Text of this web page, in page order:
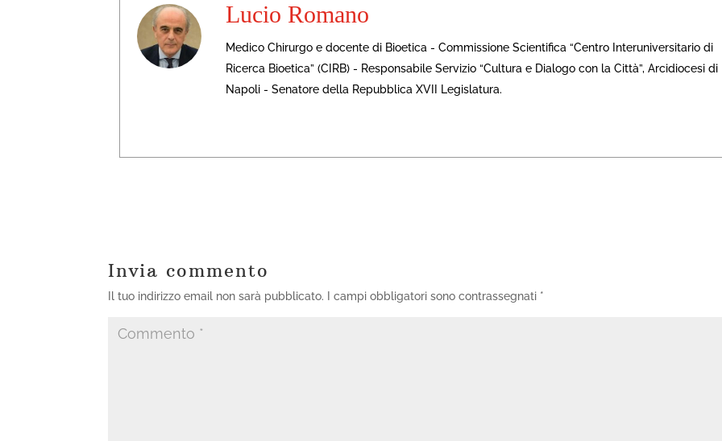
Lucio Romano
Medico Chirurgo e docente di Bioetica - Commissione Scientifica “Centro Interuniversitario di
Ricerca Bioetica” (CIRB) - Responsabile Servizio “Cultura e Dialogo con la Città”, Arcidiocesi di
Napoli - Senatore della Repubblica XVII Legislatura.
Invia commento
Il tuo indirizzo email non sarà pubblicato. I campi obbligatori sono contrassegnati *